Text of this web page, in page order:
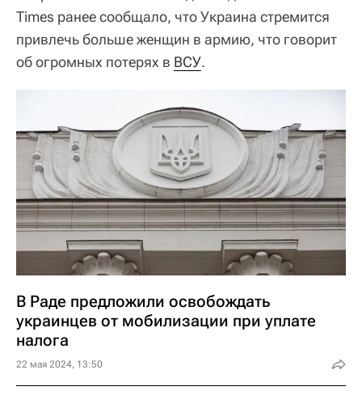
Times ранее сообщало, что Украина стремится
привлечь больше женщин в армию, что говорит
об огромных потерях в ВСУ.
В Раде предложили освобождать
украинцев от мобилизации при уплате
налога
22 мая 2024, 13:50